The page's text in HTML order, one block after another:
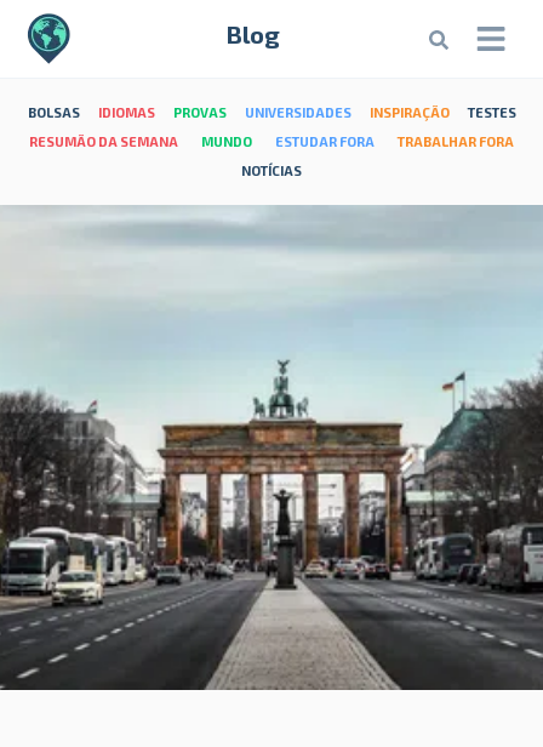
Blog
BOLSAS IDIOMAS PROVAS UNIVERSIDADES INSPIRAÇÃO
TESTES
RESUMÃO DA SEMANA
MUNDO ESTUDAR FORA
TRABALHAR FORA
NOTÍCIAS